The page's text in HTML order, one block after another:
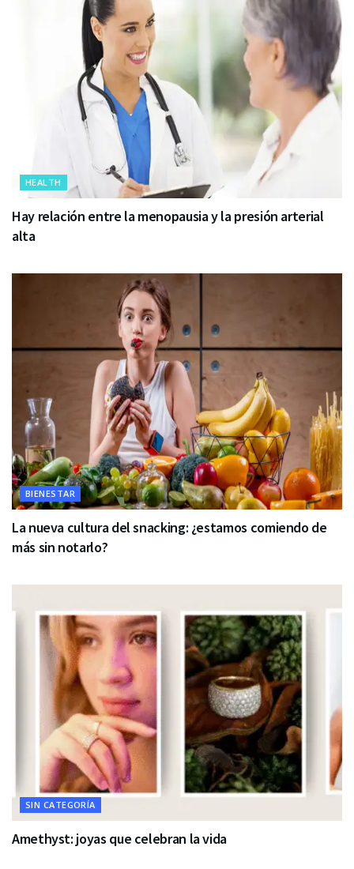
HEALTH
Hay relación entre la menopausia y la presión arterial
alta
BIENESTAR
La nueva cultura del snacking: ¿estamos comiendo de
más sin notarlo?
SIN CATEGORÍA
Amethyst: joyas que celebran la vida